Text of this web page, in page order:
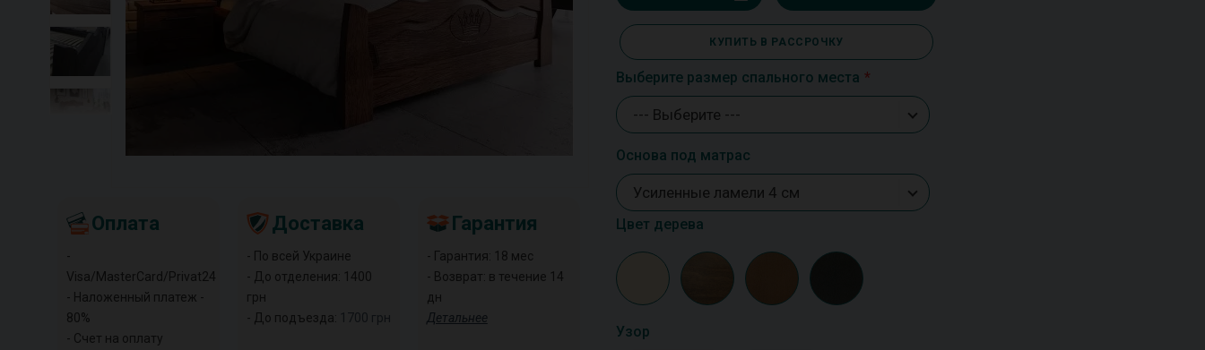
Оплата
-
Visa/MasterCard/Privat24
- Наложенный платеж -
80%
- Счет на оплату
Доставка
- По всей Украине
- До отделения: 1400
грн
- До подъезда: 1700 грн
Гарантия
- Гарантия: 18 мес
- Возврат: в течение 14
дн
Детальнее
КУПИТЬ В РАССРОЧКУ
Выберите размер спального места
--- Выберите ---
Основа под матрас
Усиленные ламели 4 см
Цвет дерева
Узор